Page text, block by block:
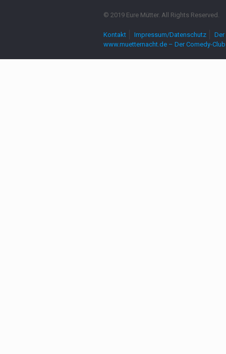
© 2019 Eure Mütter. All Rights Reserved.
Kontakt Impressum/Datenschutz
www.muetternacht.de – Der Comedy-Club